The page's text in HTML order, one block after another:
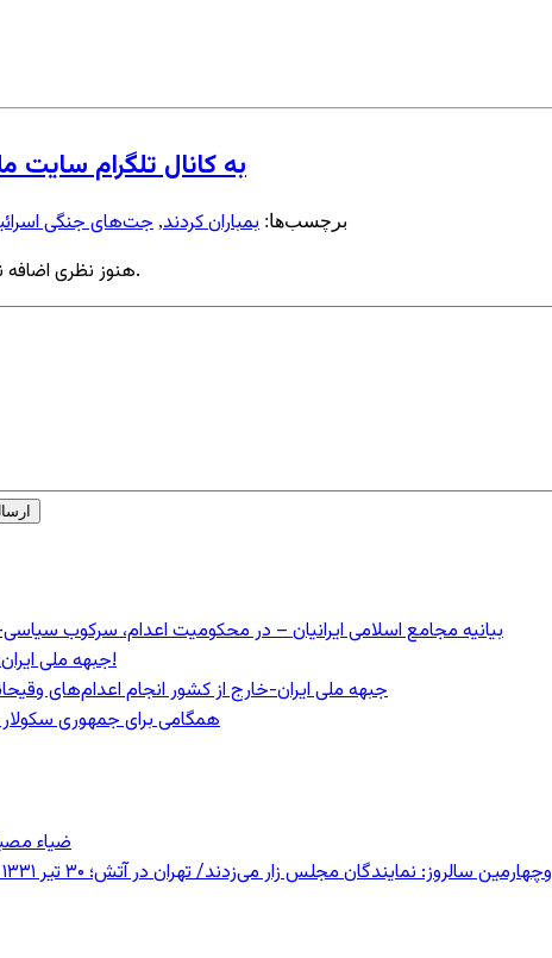
به کانال تلگرام سایت
برچسب‌ها: بمباران کردند, جت‌های جنگی
هنوز نظری اضافه نشده است. شما اولین نظر را بدهید.
بیانیه مجامع اسلامی ایرانیان – در محکومیت اعدام، سرکوب
جبهه ملی ایران: ماشین اعدام را متوقف کنید!
جبهه ملی ایران-خارج از کشور انجام اعدام‌های
همگامی برای جمهوری سکولار
ضیاء
نمایندگان مجلس زار می‌زدند/ تهران در آتش؛ ۳۰ تیر ۱۳۳۱ میدان بهارستان چه خبر بود؟